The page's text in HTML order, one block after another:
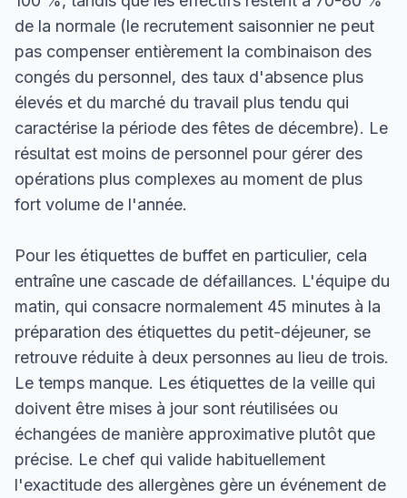
de la normale (le recrutement saisonnier ne peut
pas compenser entièrement la combinaison des
congés du personnel, des taux d'absence plus
élevés et du marché du travail plus tendu qui
caractérise la période des fêtes de décembre). Le
résultat est moins de personnel pour gérer des
opérations plus complexes au moment de plus
fort volume de l'année.
Pour les étiquettes de buffet en particulier, cela
entraîne une cascade de défaillances. L'équipe du
matin, qui consacre normalement 45 minutes à la
préparation des étiquettes du petit-déjeuner, se
retrouve réduite à deux personnes au lieu de trois.
Le temps manque. Les étiquettes de la veille qui
doivent être mises à jour sont réutilisées ou
échangées de manière approximative plutôt que
précise. Le chef qui valide habituellement
l'exactitude des allergènes gère un événement de